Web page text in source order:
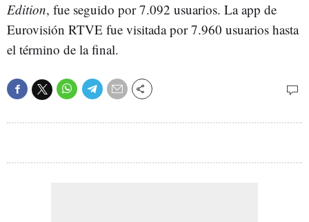
Edition, fue seguido por 7.092 usuarios. La app de
Eurovisión RTVE fue visitada por 7.960 usuarios hasta
el término de la final.